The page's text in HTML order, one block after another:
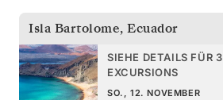
Isla Bartolome, Ecuador
SIEHE DETAILS FÜR 3
EXCURSIONS
SO., 12. NOVEMBER